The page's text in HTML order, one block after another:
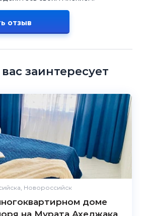
отзыв
заинтересует
Новороссийск
доме
на Мурата Ахеджака